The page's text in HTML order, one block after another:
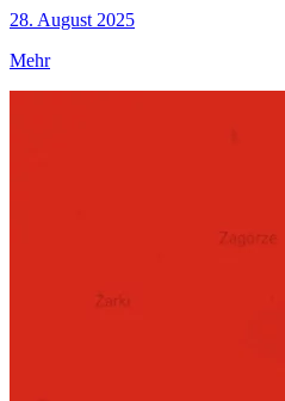
28. August 2025
Mehr